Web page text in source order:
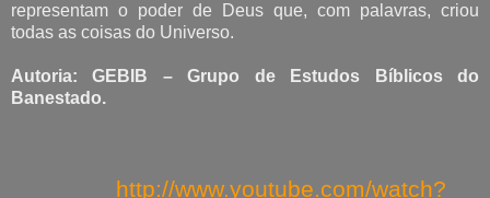
representam o poder de Deus que, com palavras, criou
todas as coisas do Universo.
Autoria: GEBIB – Grupo de Estudos Bíblicos do
Banestado.
http://www.youtube.com/watch?